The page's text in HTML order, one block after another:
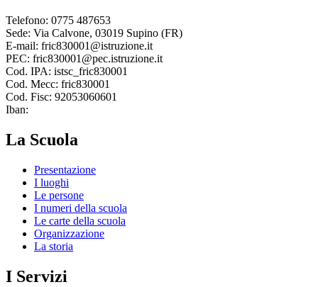
Telefono: 0775 487653
Sede: Via Calvone, 03019 Supino (FR)
E-mail: fric830001@istruzione.it
PEC: fric830001@pec.istruzione.it
Cod. IPA: istsc_fric830001
Cod. Mecc: fric830001
Cod. Fisc: 92053060601
Iban:
La Scuola
Presentazione
I luoghi
Le persone
I numeri della scuola
Le carte della scuola
Organizzazione
La storia
I Servizi